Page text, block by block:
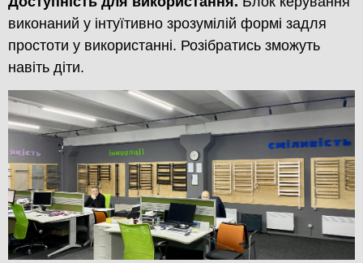
виконаний у інтуїтивно зрозумілій формі задля
простоти у використанні. Розібратись зможуть
навіть діти.